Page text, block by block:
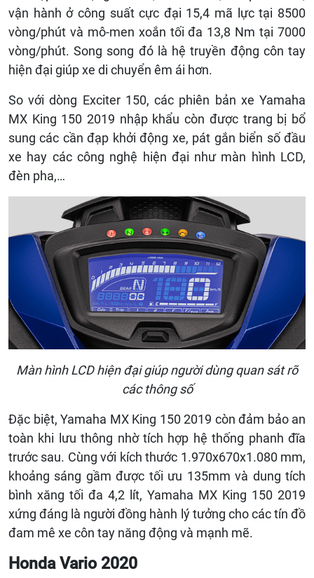
vận hành ở công suất cực đại 15,4 mã lực tại 8500
vòng/phút và mô-men xoắn tối đa 13,8 Nm tại 7000
vòng/phút. Song song đó là hệ truyền động côn tay
hiện đại giúp xe di chuyển êm ái hơn.
So với dòng Exciter 150, các phiên bản xe Yamaha
MX King 150 2019 nhập khẩu còn được trang bị bổ
sung các cần đạp khởi động xe, pát gắn biển số đầu
xe hay các công nghệ hiện đại như màn hình LCD,
đèn pha,…
Màn hình LCD hiện đại giúp người dùng quan sát rõ
các thông số
Đặc biệt, Yamaha MX King 150 2019 còn đảm bảo an
toàn khi lưu thông nhờ tích hợp hệ thống phanh đĩa
trước sau. Cùng với kích thước 1.970x670x1.080 mm,
khoảng sáng gầm được tối ưu 135mm và dung tích
bình xăng tối đa 4,2 lít, Yamaha MX King 150 2019
xứng đáng là người đồng hành lý tưởng cho các tín đồ
đam mê xe côn tay năng động và mạnh mẽ.
Honda Vario 2020